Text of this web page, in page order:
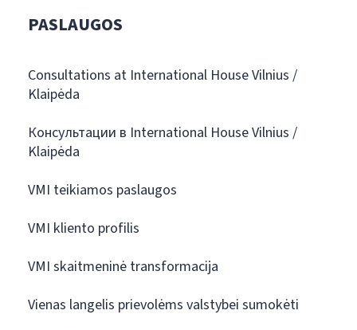
PASLAUGOS
Consultations at International House Vilnius /
Klaipėda
Консультации в International House Vilnius /
Klaipėda
VMI teikiamos paslaugos
VMI kliento profilis
VMI skaitmeninė transformacija
Vienas langelis prievolėms valstybei sumokėti